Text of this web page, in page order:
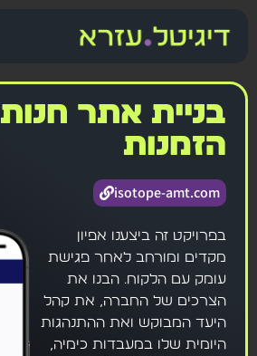
בניית אתר חנות
הזמנות
isotope-amt.com
בפרויקט זה ביצענו אפיון
מקדים ומורחב לאחר פגישת
עומק עם הלקוח. הבנו את
הצרכים של החברה, את קהל
היעד המבוקש ואת ההתנהגות
היומית שלו במעבדות כימיה,